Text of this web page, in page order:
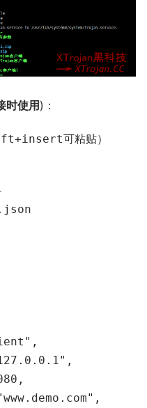
时使用)：
可粘贴）
json
,
,
,
,